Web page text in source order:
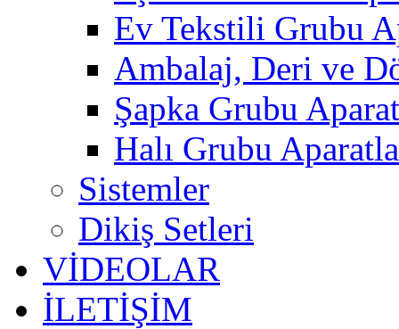
Ev Tekstili Grubu
Ambalaj, Deri ve
Şapka Grubu
Halı Grubu
Sistemler
Dikiş Setleri
VİDEOLAR
İLETİŞİM